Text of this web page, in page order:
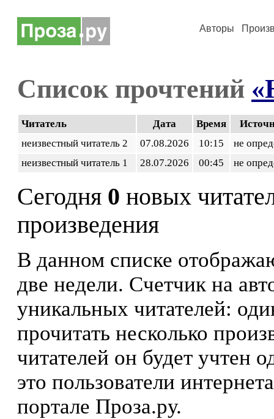
Авторы
Список прочтений
Читатель Дата Время
неизвестный читатель 2
07.08.2026 10:15
не
неизвестный читатель 1
28.07.2026 00:45 не
Сегодня 0 новых
произведения
В данном списке
две недели. Счетчик на
уникальных читателей:
прочитать несколько
читателей он будет учтен
это пользователи
портале Проза.ру.